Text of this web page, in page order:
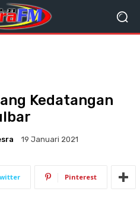
Kedatangan
19 Januari 2021
Pinterest